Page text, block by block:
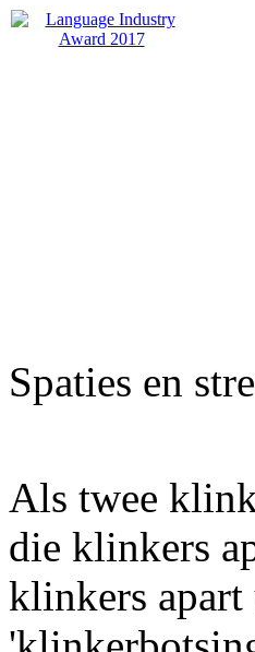
Spaties en
Als twee
die klinkers
klinkers apart